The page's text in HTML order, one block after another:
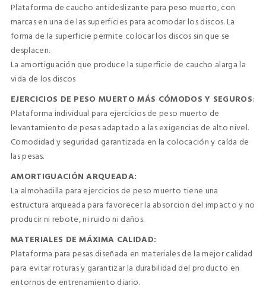
Plataforma de caucho antideslizante para peso muerto, con
marcas en una de las superficies para acomodar los discos. La
forma de la superficie permite colocar los discos sin que se
desplacen.
La amortiguación que produce la superficie de caucho alarga la
vida de los discos
EJERCICIOS DE PESO MUERTO MÁS CÓMODOS Y SEGUROS:
Plataforma individual para ejercicios de peso muerto de
levantamiento de pesas adaptado a las exigencias de alto nivel.
Comodidad y seguridad garantizada en la colocación y caída de
las pesas.
AMORTIGUACIÓN ARQUEADA:
La almohadilla para ejercicios de peso muerto tiene una
estructura arqueada para favorecer la absorcion del impacto y no
producir ni rebote, ni ruido ni daños.
MATERIALES DE MÁXIMA CALIDAD:
Plataforma para pesas diseñada en materiales de la mejor calidad
para evitar roturas y garantizar la durabilidad del producto en
entornos de entrenamiento diario.